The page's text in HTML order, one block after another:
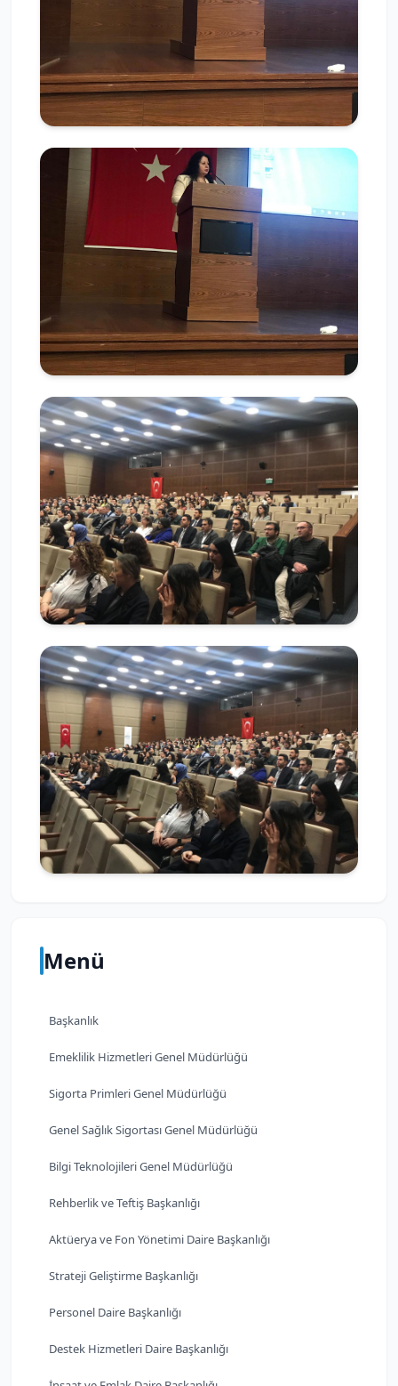
Menü
Başkanlık
Emeklilik Hizmetleri Genel Müdürlüğü
Sigorta Primleri Genel Müdürlüğü
Genel Sağlık Sigortası Genel Müdürlüğü
Bilgi Teknolojileri Genel Müdürlüğü
Rehberlik ve Teftiş Başkanlığı
Aktüerya ve Fon Yönetimi Daire Başkanlığı
Strateji Geliştirme Başkanlığı
Personel Daire Başkanlığı
Destek Hizmetleri Daire Başkanlığı